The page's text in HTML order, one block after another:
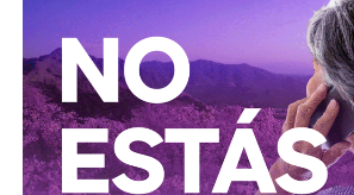
empecemos desde ya a
querer
todavía no saben si va a seguir en el
periodismo útil, no crítica en busca de
Conductores:respeten al peatón.
móvil mientras cruzan las calles, ni
semáforo.Ciclistas:
hay solo 3